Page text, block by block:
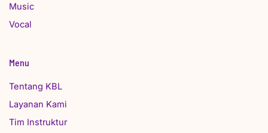
Music
Vocal
Menu
Tentang KBL
Layanan Kami
Tim Instruktur